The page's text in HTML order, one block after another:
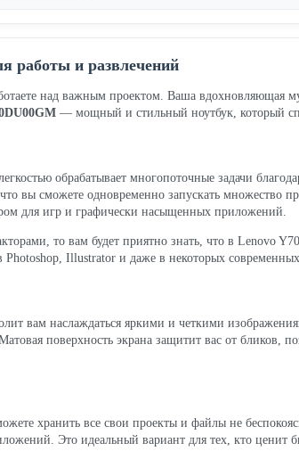
работы и развлечений
над важным проектом. Ваша вдохновляющая
— мощный и стильный ноутбук, который
обрабатывает многопоточные задачи
вы сможете одновременно запускать множество
для игр и графически насыщенных приложений.
то вам будет приятно знать, что в Lenovo
Illustrator и даже в некоторых
вам наслаждаться яркими и четкими
поверхность экрана защитит вас от бликов,
хранить все свои проекты и файлы не беспокоясь
Это идеальный вариант для тех, кто ценит